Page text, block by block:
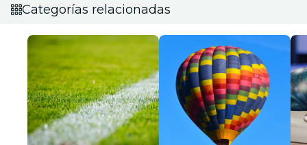
Categorías relacionadas